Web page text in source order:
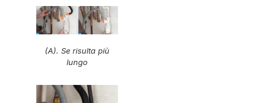
(A). Se risulta più
lungo